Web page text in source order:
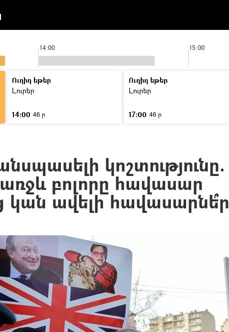
14:00 15:00
Ուղիղ եթեր
Լուրեր
14:00 46 ր
Ուղիղ եթեր
Լուրեր
17:00 46 ր
կոշտությունը.
բոլորը հավասար
կան ավելի հավասարնե՞ր